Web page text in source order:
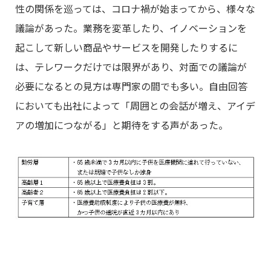
性の関係を巡っては、コロナ禍が始まってから、様々な
議論があった。業務を変革したり、イノベーションを
起こして新しい商品やサービスを開発したりするに
は、テレワークだけでは限界があり、対面での議論が
必要になるとの見方は専門家の間でも多い。自由回答
においても出社によって「周囲との会話が増え、アイデ
アの増加につながる」と期待をする声があった。